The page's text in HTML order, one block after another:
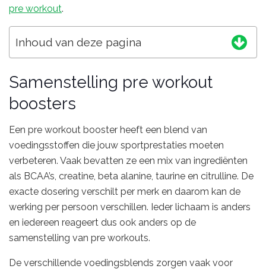
pre workout.
Inhoud van deze pagina
Samenstelling pre workout
boosters
Een pre workout booster heeft een blend van
voedingsstoffen die jouw sportprestaties moeten
verbeteren. Vaak bevatten ze een mix van ingrediënten
als BCAA’s, creatine, beta alanine, taurine en citrulline. De
exacte dosering verschilt per merk en daarom kan de
werking per persoon verschillen. Ieder lichaam is anders
en iedereen reageert dus ook anders op de
samenstelling van pre workouts.
De verschillende voedingsblends zorgen vaak voor